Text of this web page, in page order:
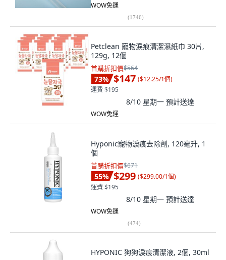
WOW免運
(1746)
Petclean 寵物淚痕清潔濕紙巾 30片,
129g, 12個
首購折扣價$564
73% $147 ($12.25/1個)
運費 $195
8/10 星期一 預計送達
WOW免運
Hyponic寵物淚痕去除劑, 120毫升, 1
個
首購折扣價$671
55% $299 ($299.00/1個)
運費 $195
8/10 星期一 預計送達
WOW免運
(474)
HYPONIC 狗狗淚痕清潔液, 2個, 30ml